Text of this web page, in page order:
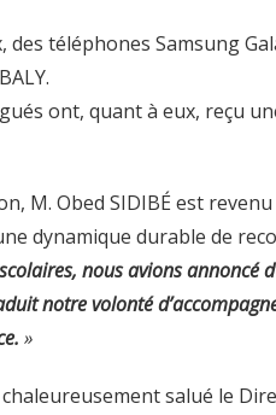
téléphones Samsung
ont, quant à eux, reçu
M. Obed SIDIBÉ est
dynamique durable de
nous avions annoncé
notre volonté
»
salué le